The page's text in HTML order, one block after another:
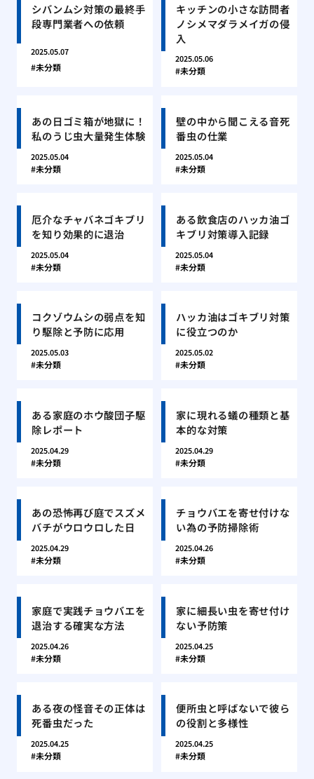
シバンムシ対策の最終手
段専門業者への依頼
2025.05.07
未分類
キッチンの小さな訪問者
ノシメマダラメイガの侵
入
2025.05.06
未分類
あの日ゴミ箱が地獄に！
私のうじ虫大量発生体験
2025.05.04
未分類
壁の中から聞こえる音死
番虫の仕業
2025.05.04
未分類
厄介なチャバネゴキブリ
を知り効果的に退治
2025.05.04
未分類
ある飲食店のハッカ油ゴ
キブリ対策導入記録
2025.05.04
未分類
コクゾウムシの弱点を知
り駆除と予防に応用
2025.05.03
未分類
ハッカ油はゴキブリ対策
に役立つのか
2025.05.02
未分類
ある家庭のホウ酸団子駆
除レポート
2025.04.29
未分類
家に現れる蟻の種類と基
本的な対策
2025.04.29
未分類
あの恐怖再び庭でスズメ
バチがウロウロした日
2025.04.29
未分類
チョウバエを寄せ付けな
い為の予防掃除術
2025.04.26
未分類
家庭で実践チョウバエを
退治する確実な方法
2025.04.26
未分類
家に細長い虫を寄せ付け
ない予防策
2025.04.25
未分類
ある夜の怪音その正体は
死番虫だった
2025.04.25
未分類
便所虫と呼ばないで彼ら
の役割と多様性
2025.04.25
未分類